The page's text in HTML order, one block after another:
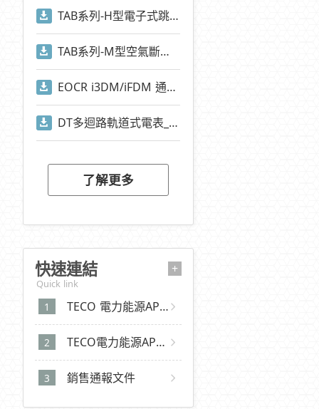
TAB系列-H型電子式跳脫電驛操作手冊
TAB系列-M型空氣斷路器操作手冊
EOCR i3DM/iFDM 通訊位址
DT多迴路軌道式電表_Modbus通訊位址
了解更多
快速連結 +
Quick link
TECO 電力能源APP 2.0 (iOS)
TECO電力能源APP 2.0 (Android)
銷售通報文件